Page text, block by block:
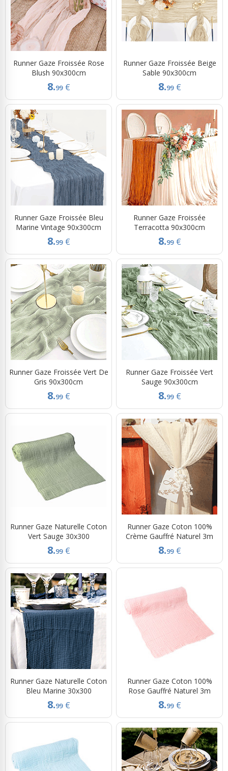
Runner Gaze Froissée Rose
Blush 90x300cm
8.99 €
Runner Gaze Froissée Beige
Sable 90x300cm
8.99 €
Runner Gaze Froissée Bleu
Marine Vintage 90x300cm
8.99 €
Runner Gaze Froissée
Terracotta 90x300cm
8.99 €
Runner Gaze Froissée Vert De
Gris 90x300cm
8.99 €
Runner Gaze Froissée Vert
Sauge 90x300cm
8.99 €
Runner Gaze Naturelle Coton
Vert Sauge 30x300
8.99 €
Runner Gaze Coton 100%
Crème Gauffré Naturel 3m
8.99 €
Runner Gaze Naturelle Coton
Bleu Marine 30x300
8.99 €
Runner Gaze Coton 100%
Rose Gauffré Naturel 3m
8.99 €